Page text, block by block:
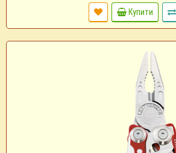
Купити